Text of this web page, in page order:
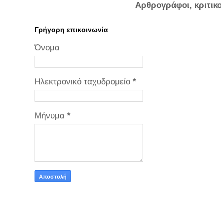
Αρθρογράφοι,
Γρήγορη επικοινωνία
Όνομα
Ηλεκτρονικό ταχυδρομείο *
Μήνυμα *